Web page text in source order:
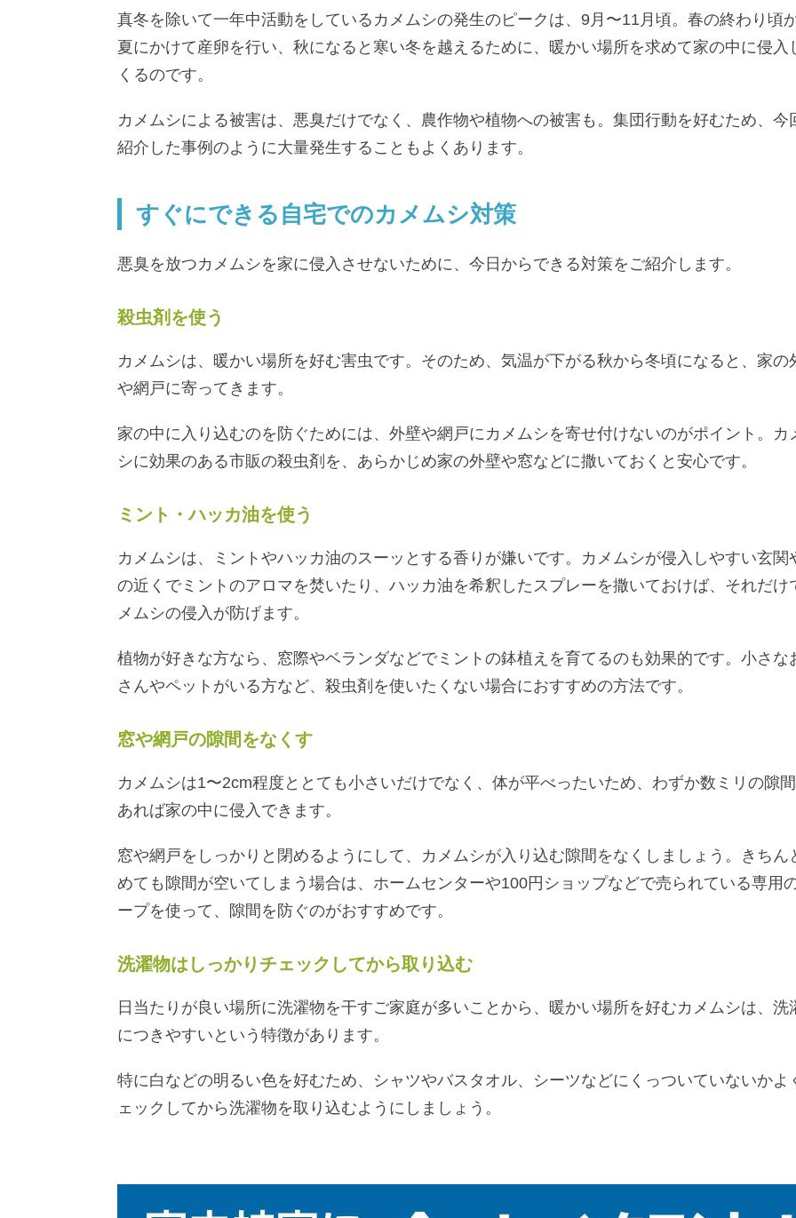
真冬を除いて一年中活動をしているカメムシの発生のピークは、9月〜11月頃。春の終わり頃
夏にかけて産卵を行い、秋になると寒い冬を越えるために、暖かい場所を求めて家の中に侵入
くるのです。
カメムシによる被害は、悪臭だけでなく、農作物や植物への被害も。集団行動を好むため、今
紹介した事例のように大量発生することもよくあります。
すぐにできる自宅でのカメムシ対策
悪臭を放つカメムシを家に侵入させないために、今日からできる対策をご紹介します。
殺虫剤を使う
カメムシは、暖かい場所を好む害虫です。そのため、気温が下がる秋から冬頃になると、家の
や網戸に寄ってきます。
家の中に入り込むのを防ぐためには、外壁や網戸にカメムシを寄せ付けないのがポイント。カ
シに効果のある市販の殺虫剤を、あらかじめ家の外壁や窓などに撒いておくと安心です。
ミント・ハッカ油を使う
カメムシは、ミントやハッカ油のスーッとする香りが嫌いです。カメムシが侵入しやすい玄関
の近くでミントのアロマを焚いたり、ハッカ油を希釈したスプレーを撒いておけば、それだけ
メムシの侵入が防げます。
植物が好きな方なら、窓際やベランダなどでミントの鉢植えを育てるのも効果的です。小さな
さんやペットがいる方など、殺虫剤を使いたくない場合におすすめの方法です。
窓や網戸の隙間をなくす
カメムシは1〜2cm程度ととても小さいだけでなく、体が平べったいため、わずか数ミリの隙
あれば家の中に侵入できます。
窓や網戸をしっかりと閉めるようにして、カメムシが入り込む隙間をなくしましょう。きちん
めても隙間が空いてしまう場合は、ホームセンターや100円ショップなどで売られている専用
ープを使って、隙間を防ぐのがおすすめです。
洗濯物はしっかりチェックしてから取り込む
日当たりが良い場所に洗濯物を干すご家庭が多いことから、暖かい場所を好むカメムシは、洗
につきやすいという特徴があります。
特に白などの明るい色を好むため、シャツやバスタオル、シーツなどにくっついていないかよ
ェックしてから洗濯物を取り込むようにしましょう。